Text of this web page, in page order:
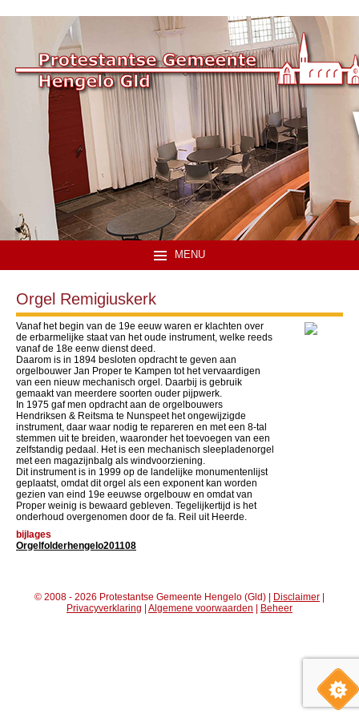
MENU
Orgel Remigiuskerk
Vanaf het begin van de 19e eeuw waren er klachten over
de erbarmelijke staat van het oude instrument, welke reeds
vanaf de 18e eenw dienst deed.
Daarom is in 1894 besloten opdracht te geven aan
orgelbouwer Jan Proper te Kampen tot het vervaardigen
van een nieuw mechanisch orgel. Daarbij is gebruik
gemaakt van meerdere soorten ouder pijpwerk.
In 1975 gaf men opdracht aan de orgelbouwers
Hendriksen & Reitsma te Nunspeet het ongewijzigde
instrument, daar waar nodig te repareren en met een 8-tal
stemmen uit te breiden, waaronder het toevoegen van een
zelfstandig pedaal. Het is een mechanisch sleepladenorgel
met een magazijnbalg als windvoorziening.
Dit instrument is in 1999 op de landelijke monumentenlijst
geplaatst, omdat dit orgel als een exponent kan worden
gezien van eind 19e eeuwse orgelbouw en omdat van
Proper weinig is bewaard gebleven. Tegelijkertijd is het
onderhoud overgenomen door de fa. Reil uit Heerde.
bijlages
Orgelfolderhengelo201108
© 2008 - 2026 Protestantse Gemeente Hengelo (Gld) | Disclaimer |
Privacyverklaring | Algemene voorwaarden | Beheer